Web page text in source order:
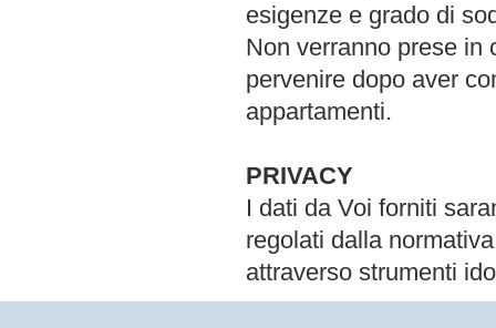
esigenze e grado di
Non verranno prese in
pervenire dopo aver
appartamenti.
PRIVACY
I dati da Voi forniti
regolati dalla
attraverso strumenti